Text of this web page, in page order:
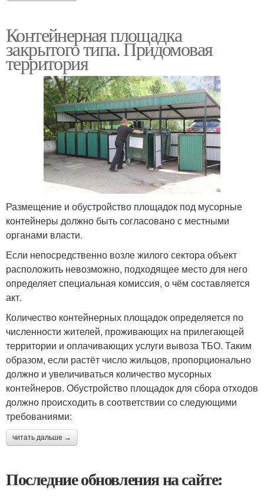
Контейнерная площадка
закрытого типа. Придомовая
территория
Размещение и обустройство площадок под мусорные
контейнеры должно быть согласовано с местными
органами власти.
Если непосредственно возле жилого сектора объект
расположить невозможно, подходящее место для него
определяет специальная комиссия, о чём составляется
акт.
Количество контейнерных площадок определяется по
численности жителей, проживающих на прилегающей
территории и оплачивающих услуги вывоза ТБО. Таким
образом, если растёт число жильцов, пропорционально
должно и увеличиваться количество мусорных
контейнеров. Обустройство площадок для сбора отходов
должно происходить в соответствии со следующими
требованиями:
читать дальше →
Последние обновления на сайте: